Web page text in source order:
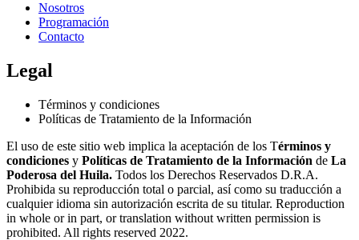
Nosotros
Programación
Contacto
Legal
Términos y condiciones
Políticas de Tratamiento de la Información
El uso de este sitio web implica la aceptación de los Términos y
condiciones y Políticas de Tratamiento de la Información de La
Poderosa del Huila. Todos los Derechos Reservados D.R.A.
Prohibida su reproducción total o parcial, así como su traducción a
cualquier idioma sin autorización escrita de su titular. Reproduction
in whole or in part, or translation without written permission is
prohibited. All rights reserved 2022.